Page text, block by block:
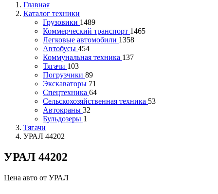
Главная
Каталог техники
Грузовики 1489
Коммерческий транспорт 1465
Легковые автомобили 1358
Автобусы 454
Коммунальная техника 137
Тягачи 103
Погрузчики 89
Экскаваторы 71
Спецтехника 64
Сельскохозяйственная техника 53
Автокраны 32
Бульдозеры 1
Тягачи
УРАЛ 44202
УРАЛ 44202
Цена авто от УРАЛ